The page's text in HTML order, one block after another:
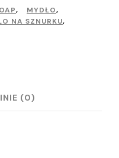
, MYDŁO,
NA SZNURKU,
(0)